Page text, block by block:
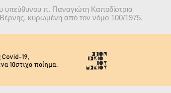
υπεύθυνου π. Παναγιώτη Καποδίστρια
Βέρνης, κυρωμένη από τον νόμο 100/1975.